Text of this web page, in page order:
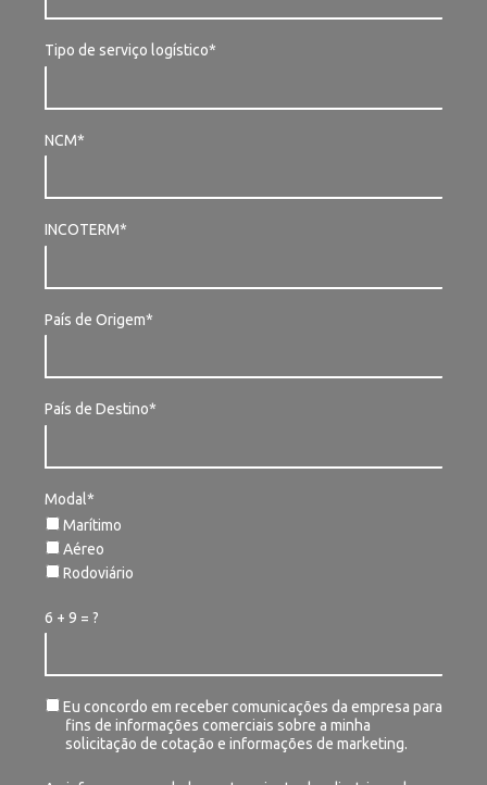
Tipo de serviço logístico*
NCM*
INCOTERM*
País de Origem*
País de Destino*
Modal*
Marítimo
Aéreo
Rodoviário
6 + 9 = ?
Eu concordo em receber comunicações da empresa para
fins de informações comerciais sobre a minha
solicitação de cotação e informações de marketing.